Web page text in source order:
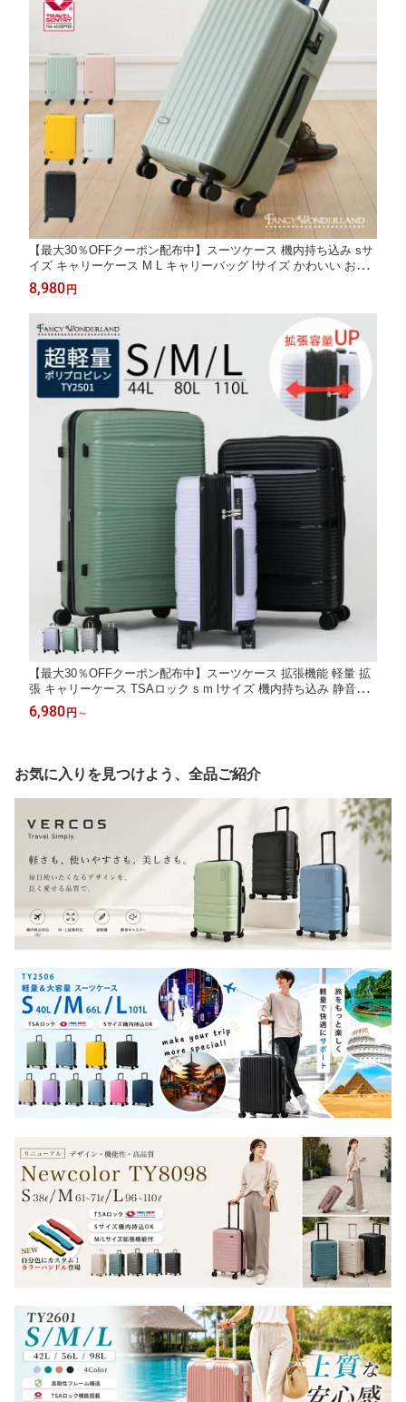
【最大30％OFFクーポン配布中】スーツケース 機内持ち込み sサ
イズ キャリーケース M L キャリーバッグ lサイズ かわいい おし
ゃれ 旅行箱 軽い mサイズ s 軽量 トランク 1泊 シンプル ビジネ
ス 修学旅行 海外 tsaロック 旅行 安い 大容量 ブラック ty2301
8,980 円
【最大30％OFFクーポン配布中】スーツケース 拡張機能 軽量 拡
張 キャリーケース TSAロック s m lサイズ 機内持ち込み 静音キ
ャスター PP素材 頑丈 防災グッズ 修学旅行 出張 旅行 長期 超軽
量 トランク 大容量 おしゃれ かわいい ハード 拡張型 ファスナー
6,980 円 ～
お気に入りを見つけよう、全品ご紹介